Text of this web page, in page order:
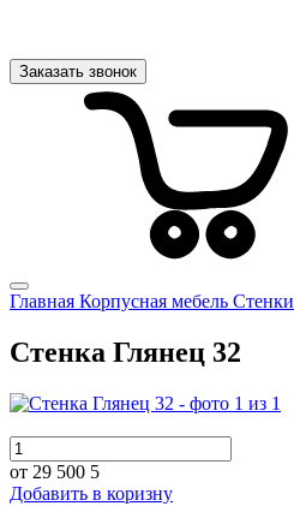
Заказать звонок
Главная Корпусная мебель Стенки
Стенка Глянец 32
от 29 500 5
Добавить в коризну